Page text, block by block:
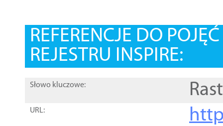
REFERENCJE DO
REJESTRU INSPIRE:
Słowo kluczowe:
URL: